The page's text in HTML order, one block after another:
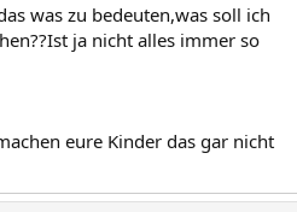
was zu bedeuten,was soll ich
ja nicht alles immer so
eure Kinder das gar nicht